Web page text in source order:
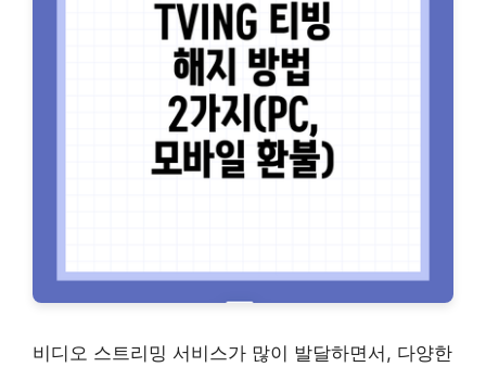
비디오 스트리밍 서비스가 많이 발달하면서, 다양한